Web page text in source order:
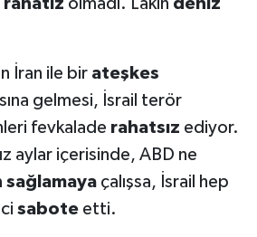
rahatız olmadı. Lakin deniz
İran ile bir ateşkes
gelmesi, İsrail terör
fevkalade rahatsız ediyor.
aylar içerisinde, ABD ne
sağlamayaçalışsa, İsrail hep
saboteetti.